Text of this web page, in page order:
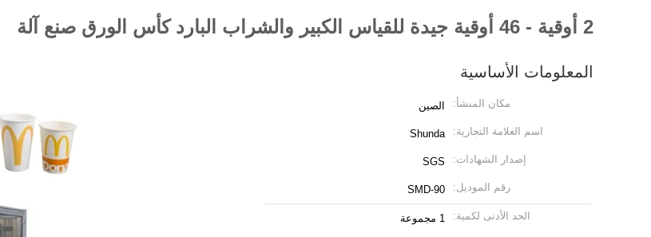
2 أوقية - 46 أوقية جيدة للقياس الكبير والشراب البارد كأس الورق صنع آلة
المعلومات الأساسية
مكان المنشأ: الصين
اسم العلامة التجارية: Shunda
إصدار الشهادات: SGS
رقم الموديل: SMD-90
الحد الأدنى لكمية: 1 مجموعة